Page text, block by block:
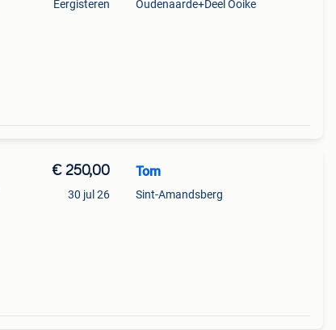
Eergisteren Oudenaarde+Deel Ooike
€ 250,00
30 jul 26
Tom
Sint-Amandsberg